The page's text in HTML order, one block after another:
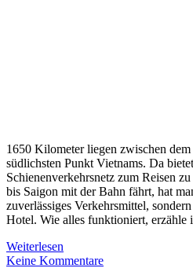
1650 Kilometer liegen zwischen
südlichsten Punkt Vietnams. Da
Schienenverkehrsnetz zum Reisen
bis Saigon mit der Bahn fährt, hat
zuverlässiges Verkehrsmittel,
Hotel. Wie alles funktioniert,
Weiterlesen
Keine Kommentare